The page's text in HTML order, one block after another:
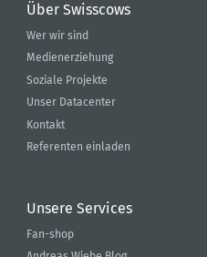
Über Swisscows
Wer wir sind
Medienerziehung
Soziale Projekte
Unser Datacenter
Kontakt
Referenten einladen
Unsere Services
Fan-shop